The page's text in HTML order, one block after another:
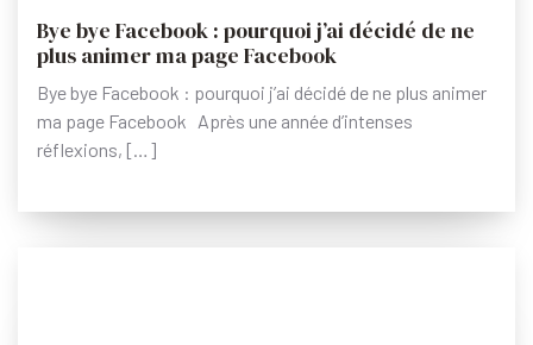
Bye bye Facebook : pourquoi j’ai décidé de ne
plus animer ma page Facebook
Bye bye Facebook : pourquoi j’ai décidé de ne plus animer
ma page Facebook Après une année d’intenses
réflexions, […]